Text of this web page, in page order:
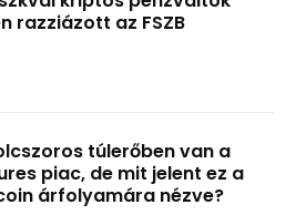
razziázott az FSZB
túlerőben van a
piac, de mit jelent ez a
árfolyamára nézve?